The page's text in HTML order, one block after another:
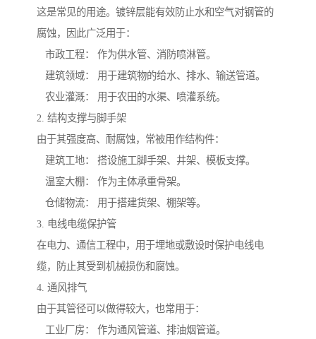
这是常见的用途。镀锌层能有效防止水和空气对钢管的
腐蚀，因此广泛用于：
市政工程： 作为供水管、消防喷淋管。
建筑领域： 用于建筑物的给水、排水、输送管道。
农业灌溉： 用于农田的水渠、喷灌系统。
2. 结构支撑与脚手架
由于其强度高、耐腐蚀，常被用作结构件：
建筑工地： 搭设施工脚手架、井架、模板支撑。
温室大棚： 作为主体承重骨架。
仓储物流： 用于搭建货架、棚架等。
3. 电线电缆保护管
在电力、通信工程中，用于埋地或敷设时保护电线电
缆，防止其受到机械损伤和腐蚀。
4. 通风排气
由于其管径可以做得较大，也常用于：
工业厂房： 作为通风管道、排油烟管道。